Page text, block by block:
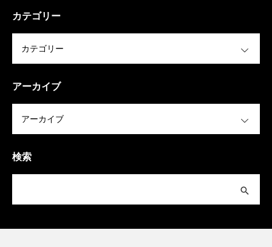
カテゴリー
アーカイブ
検索